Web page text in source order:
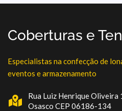
Coberturas e
Especialistas na confecção de
eventos e armazenamento
Rua Luiz Henrique
Osasco CEP 06186-134